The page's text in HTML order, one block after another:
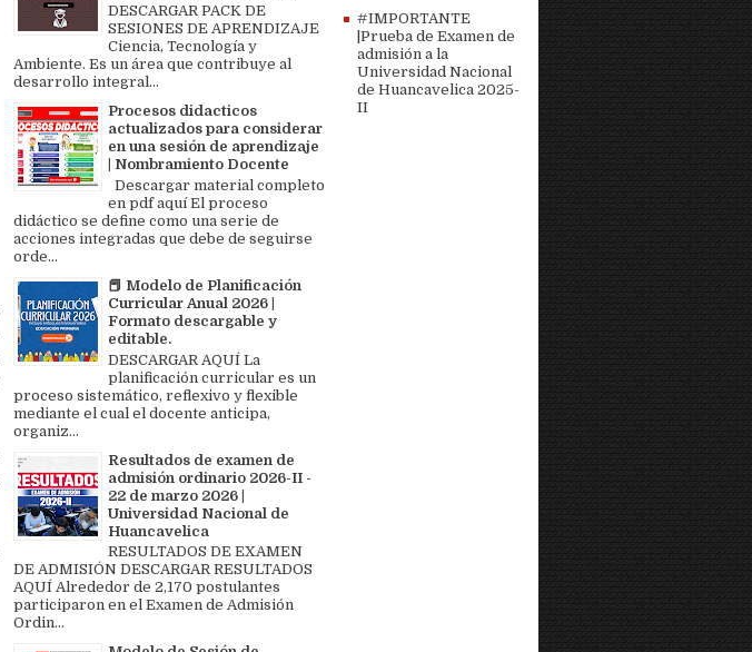
DESCARGAR PACK DE
SESIONES DE APRENDIZAJE
Ciencia, Tecnología y
Ambiente. Es un área que contribuye al
desarrollo integral...
Procesos didacticos
actualizados para considerar
en una sesión de aprendizaje
| Nombramiento Docente
Descargar material completo
en pdf aquí El proceso
didáctico se define como una serie de
acciones integradas que debe de seguirse
orde...
📕 Modelo de Planificación
Curricular Anual 2026 |
Formato descargable y
editable.
DESCARGAR AQUÍ La
planificación curricular es un
proceso sistemático, reflexivo y flexible
mediante el cual el docente anticipa,
organiz...
Resultados de examen de
admisión ordinario 2026-II -
22 de marzo 2026 |
Universidad Nacional de
Huancavelica
RESULTADOS DE EXAMEN
DE ADMISIÓN DESCARGAR RESULTADOS
AQUÍ Alrededor de 2,170 postulantes
participaron en el Examen de Admisión
Ordin...
#IMPORTANTE
|Prueba de Examen de
admisión a la
Universidad Nacional
de Huancavelica 2025-
II